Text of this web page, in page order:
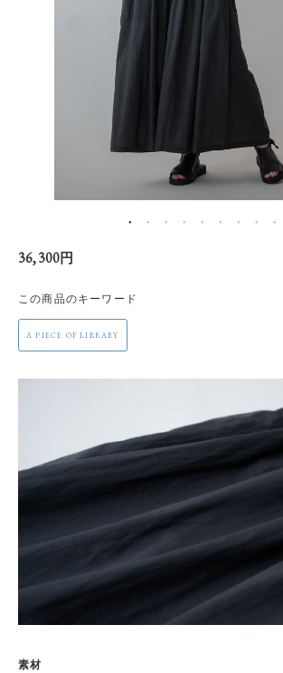
36,300円
この商品のキーワード
A PIECE OF LIBRARY
素材